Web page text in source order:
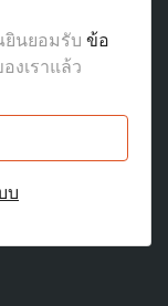
นยอมรับ ข้อ
งเราแล้ว
บ